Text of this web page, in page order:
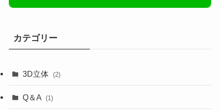
カテゴリー
3D立体 (2)
Q＆A (1)